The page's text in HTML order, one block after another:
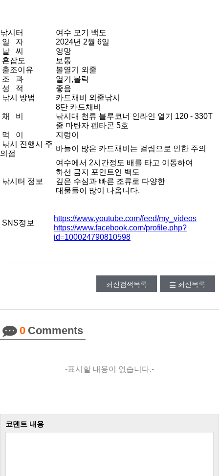
낚시터
여수 모기 백도
일 자
2024년 2월 6일
날 씨
엉망
혼잡도
보통
출조이유
볼열기 외줄
조 과
열기,볼락
성 적
좋음
낚시 방법
카드채비 외줄낚시
채 비
8단 카드채비
낚시대 천류 블루코너 인라인 열기 120 - 330T
줄 마탄자 펜타콘 5호
먹 이
지렁이
낚시 진행시 주
의점
바늘이 많은 카드채비는 걸림으로 인한 주의
낚시터 정보
여수에서 2시간정도 배를 타고 이동하여
하선 금지 포인트인 백도
깊은 수심과 빠른 조류로 다양한
대물들이 많이 나옵니다.
SNS정보
https://www.youtube.com/feed/my_videos
https://www.facebook.com/profile.php?
id=100024790810598
최신검색목록 최신목록
0 Comments
-표시할 내용이 없습니다.-
코멘트 내용